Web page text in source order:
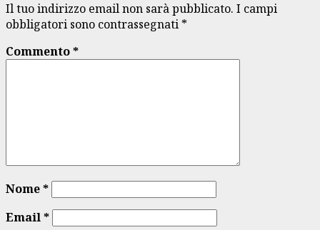
Il tuo indirizzo email non sarà pubblicato. I campi
obbligatori sono contrassegnati *
Commento*
Nome*
Email*